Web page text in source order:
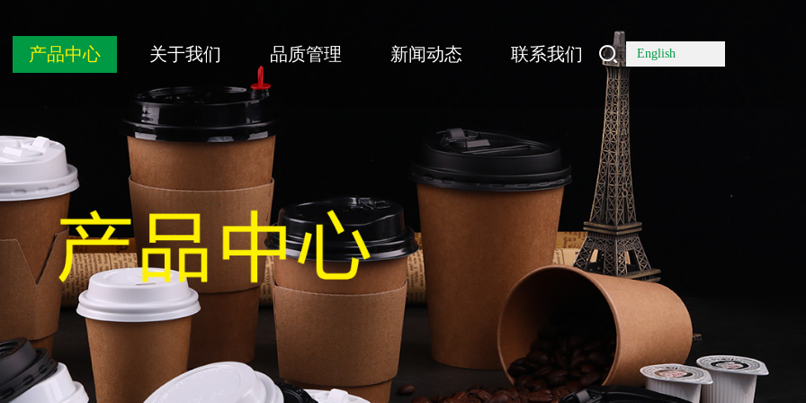
产品中心 关于我们 品质管理 新闻动态 联系我们 English